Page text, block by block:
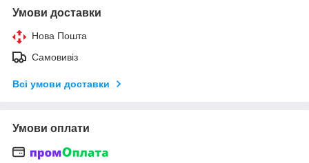
Умови доставки
Нова Пошта
Самовивіз
Всі умови доставки
Умови оплати